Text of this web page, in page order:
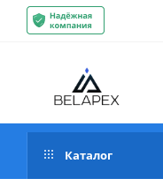
Каталог